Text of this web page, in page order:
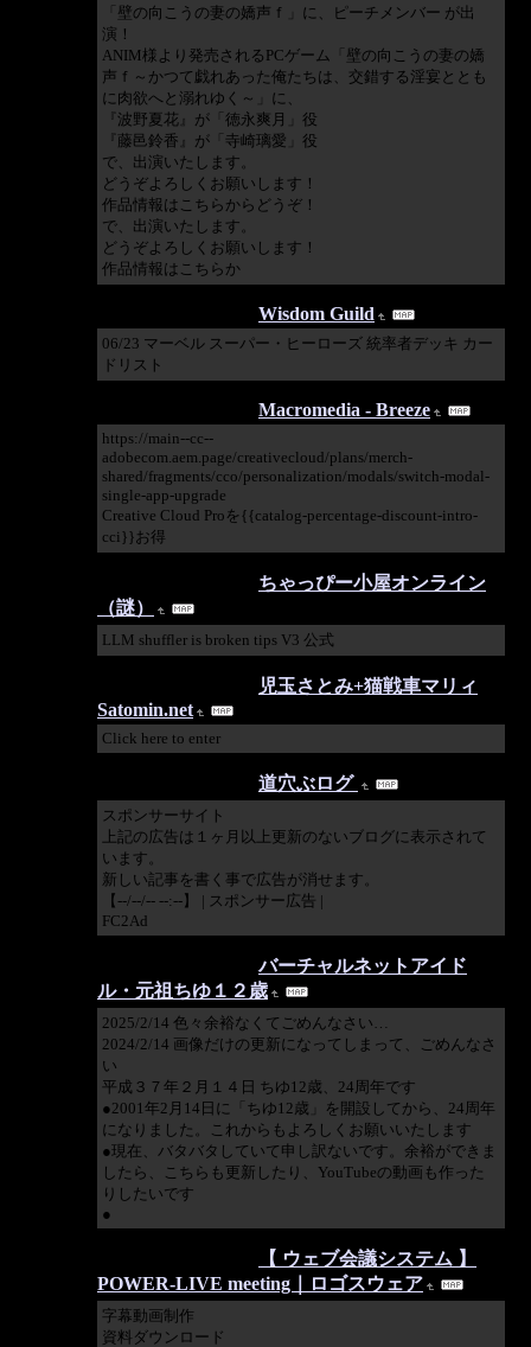
「壁の向こうの妻の嬌声ｆ」に、ピーチメンバー が出
演！
ANIM様より発売されるPCゲーム「壁の向こうの妻の嬌
声ｆ～かつて戯れあった俺たちは、交錯する淫宴ととも
に肉欲へと溺れゆく～」に、
『波野夏花』が「徳永爽月」役
『藤邑鈴香』が「寺崎璃愛」役
で、出演いたします。
どうぞよろしくお願いします！
作品情報はこちらからどうぞ！
で、出演いたします。
どうぞよろしくお願いします！
作品情報はこちらか
Wisdom Guild
06/23 マーベル スーパー・ヒーローズ 統率者デッキ カー
ドリスト
Macromedia - Breeze
https://main--cc--
adobecom.aem.page/creativecloud/plans/merch-
shared/fragments/cco/personalization/modals/switch-modal-
single-app-upgrade
Creative Cloud Proを{{catalog-percentage-discount-intro-
cci}}お得
ちゃっぴー小屋オンライン
（謎）
LLM shuffler is broken tips V3 公式
児玉さとみ+猫戦車マリィ
Satomin.net
Click here to enter
道穴ぶログ
スポンサーサイト
上記の広告は１ヶ月以上更新のないブログに表示されて
います。
新しい記事を書く事で広告が消せます。
【--/--/-- --:--】 | スポンサー広告 |
FC2Ad
バーチャルネットアイド
ル・元祖ちゆ１２歳
2025/2/14 色々余裕なくてごめんなさい…
2024/2/14 画像だけの更新になってしまって、ごめんなさ
い
平成３７年２月１４日 ちゆ12歳、24周年です
●2001年2月14日に「ちゆ12歳」を開設してから、24周年
になりました。これからもよろしくお願いいたします
●現在、バタバタしていて申し訳ないです。余裕ができま
したら、こちらも更新したり、YouTubeの動画も作った
りしたいです
●
【 ウェブ会議システム 】
POWER-LIVE meeting｜ロゴスウェア
字幕動画制作
資料ダウンロード